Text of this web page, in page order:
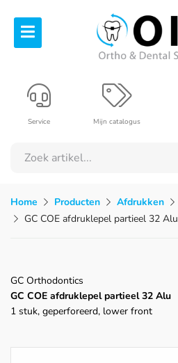
Mijn catalogus
Service
Home Producten Afdrukken
GC COE afdruklepel partieel 32 Alu
GC Orthodontics
GC COE afdruklepel partieel 32 Alu
1 stuk, geperforeerd, lower front